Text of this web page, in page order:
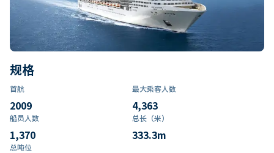
规格
首航
2009
最大乘客人数
4,363
船员人数
1,370
总长（米）
333.3m
总吨位